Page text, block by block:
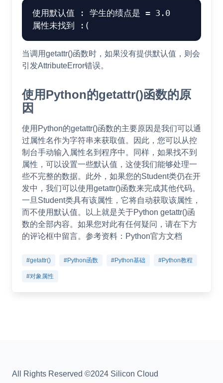
使用默认值 : 学生的绩点是 = 3.0
当调用getattr()函数时，如果没有提供默认值，则会
引发AttributeError错误。
使用Python的getattr()函数的原
因
使用Python的getattr()函数的主要原因是我们可以通
过属性名作为字符串来获取值。因此，您可以从控
制台手动输入属性名到程序中。同样，如果找不到
属性，可以设置一些默认值，这使我们能够处理一
些不完整的数据。此外，如果您的Student类仍在开
发中，我们可以使用getattr()函数来完成其他代码。
一旦Student类具有该属性，它将自动获取该属性，
而不使用默认值。以上就是关于Python getattr()函
数的全部内容。如果您对此有任何疑问，请在下方
的评论框中留言。参考资料：Python官方文档
#getattr() #Python函数 #Python基础 #Python教程
#对象属性
All Rights Reserved ©2024 Silicon Cloud